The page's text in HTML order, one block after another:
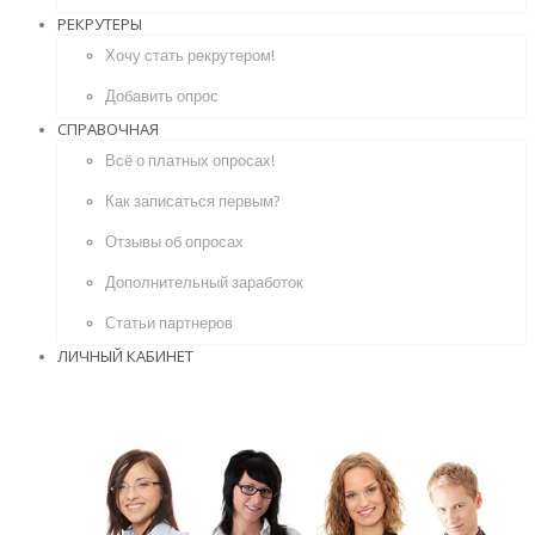
РЕКРУТЕРЫ
Хочу стать рекрутером!
Добавить опрос
СПРАВОЧНАЯ
Всё о платных опросах!
Как записаться первым?
Отзывы об опросах
Дополнительный заработок
Статьи партнеров
ЛИЧНЫЙ КАБИНЕТ